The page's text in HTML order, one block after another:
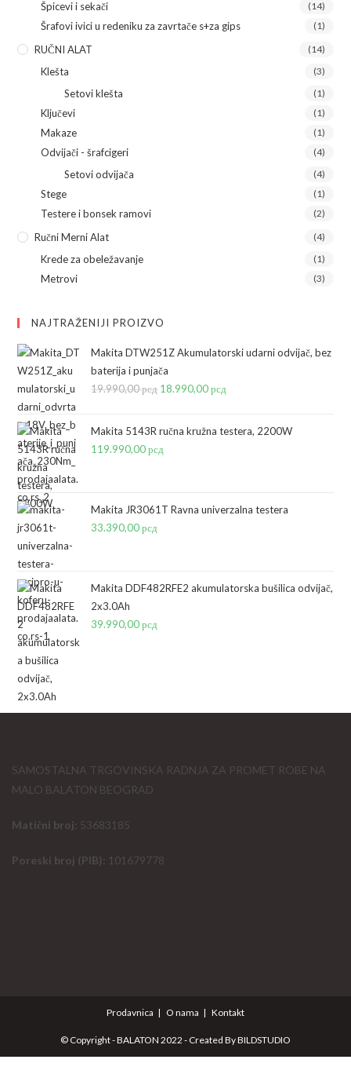
Špicevi i sekači (14)
Šrafovi ivici u redeniku za zavrtače s+za gips (1)
RUČNI ALAT (14)
Klešta (3)
Setovi klešta (1)
Ključevi (1)
Makaze (1)
Odvijači - šrafcigeri (4)
Setovi odvijača (4)
Stege (1)
Testere i bonsek ramovi (2)
Ručni Merni Alat (4)
Krede za obeležavanje (1)
Metrovi (3)
NAJTRAŽENIJI PROIZVO
Makita DTW251Z Akumulatorski udarni odvijač, bez
baterija i punjača
19.990,00рсд Originalna
je
bila:
18.990,00рсд
je:
Makita 5143R ručna kružna testera, 2200W
119.990,00рсд
Makita JR3061T Ravna univerzalna testera
33.390,00рсд
Makita DDF482RFE2 akumulatorska bušilica odvijač,
2x3.0Ah
39.990,00рсд
SAMOSTALNA TRGOVINSKA RADNJA ZA PROMET ROBE NA
MALO BALATON BEOGRAD
Matični broj: 53683185
Poreski broj (PIB): 101679778
Prodavnica O nama Kontakt
© Copyright - BALATON 2022 - Created ByBILDSTUDIO